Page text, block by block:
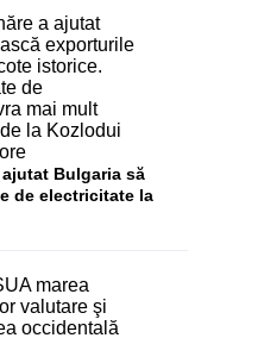
ajutat Bulgaria să
de electricitate la